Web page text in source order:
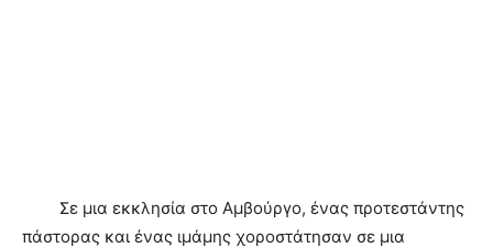
Σε μια εκκλησία στο Αμβούργο, ένας προτεστάντης
πάστορας και ένας ιμάμης χοροστάτησαν σε μια